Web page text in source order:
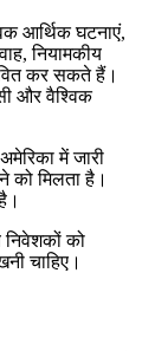
आर्थिक घटनाएं,
नियामकीय
कर सकते हैं।
और वैश्विक
में जारी
को मिलता है।
निवेशकों को
चाहिए।